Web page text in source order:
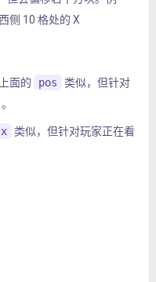
侧 10 格处的 X
面的 pos
类似，但针对
x
类似，但针对玩家正在看